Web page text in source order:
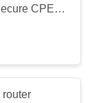
CPE
router